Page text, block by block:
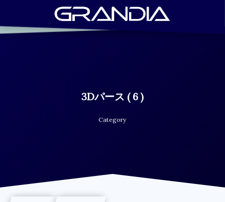
3Dパース ( 6 )
Category